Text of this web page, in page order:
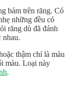
bám trên răng. Có
những đều có
răng dù đã đánh
nhau.
thậm chí là màu
màu. Loại này
.